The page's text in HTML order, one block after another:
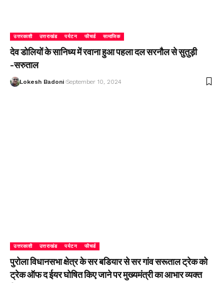
उत्तरकाशी उत्तराखंड पर्यटन फीचर्ड सामाजिक
देव डोलियों के सानिध्य में रवाना हुआ पहला दल सरनौल से सुतुड़ी
-सरुताल
Lokesh Badoni September 10, 2024
उत्तरकाशी उत्तराखंड पर्यटन फीचर्ड
पुरोला विधानसभा क्षेत्र के सर बडियार से सर गांव सरूताल ट्रेक को
ट्रेक ऑफ द ईयर घोषित किए जाने पर मुख्यमंत्री का आभार व्यक्त